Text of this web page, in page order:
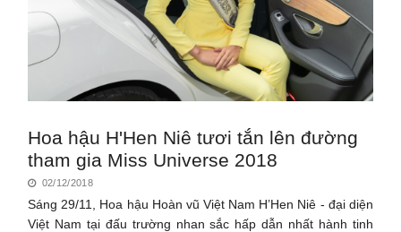
Hoa hậu H'Hen Niê tươi tắn lên đường
tham gia Miss Universe 2018
02/12/2018
Sáng 29/11, Hoa hậu Hoàn vũ Việt Nam H’Hen Niê - đại diện
Việt Nam tại đấu trường nhan sắc hấp dẫn nhất hành tinh